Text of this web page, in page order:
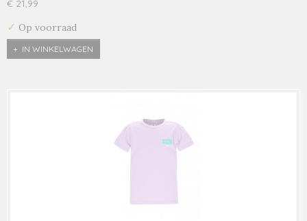
€ 21,99
✓ Op voorraad
IN WINKELWAGEN